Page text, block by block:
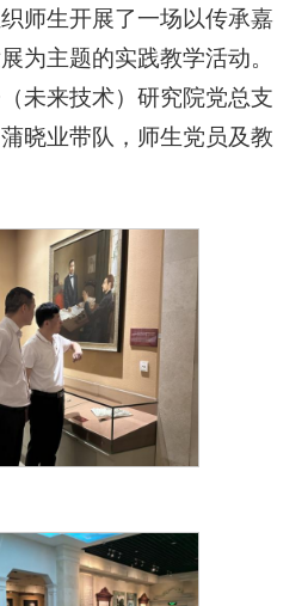
师生开展了一场以传承嘉
为主题的实践教学活动。
未来技术）研究院党总支
晓业带队，师生党员及教